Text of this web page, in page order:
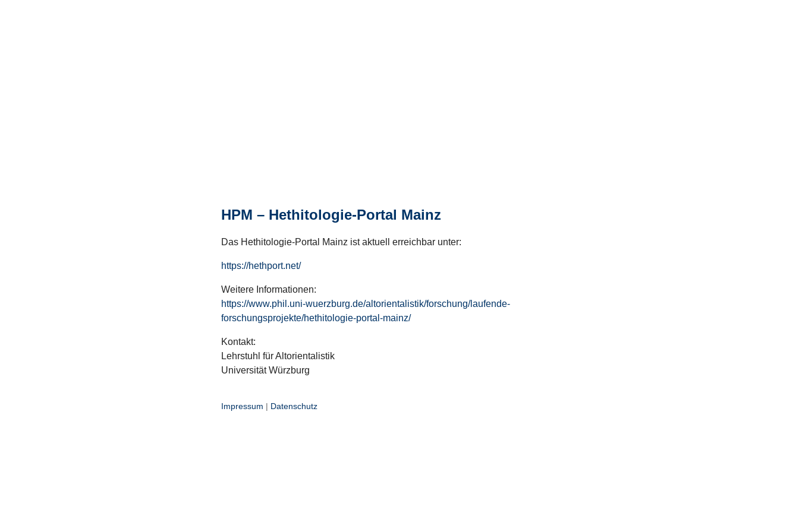
HPM – Hethitologie-Portal Mainz
Das Hethitologie-Portal Mainz ist aktuell erreichbar unter:
https://hethport.net/
Weitere Informationen:
https://www.phil.uni-wuerzburg.de/altorientalistik/forschung/laufende-
forschungsprojekte/hethitologie-portal-mainz/
Kontakt:
Lehrstuhl für Altorientalistik
Universität Würzburg
Impressum | Datenschutz